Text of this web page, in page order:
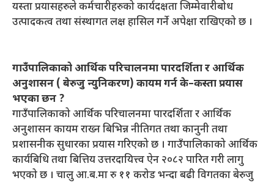
यस्ता प्रयासहरुले कर्मचारीहरुको कार्यदक्षता जिम्मेवारीबोध
उत्पादकत्व तथा संस्थागत लक्ष हासिल गर्ने अपेक्षा राखिएको छ ।
गाउँपालिकाको आर्थिक परिचालनमा पारदर्शिता र आर्थिक
अनुशासन ( बेरुजु न्युनिकरण) कायम गर्न के–कस्ता प्रयास
भएका छन ?
गाउँपालिकाको आर्थिक परिचालनमा पारदर्शिता र आर्थिक
अनुशासन कायम राख्न बिभिन्न नीतिगत तथा कानुनी तथा
प्रशासनीक सुधारका प्रयास गरिएको छ । गाउँपालिकाको आर्थिक
कार्यबिधि तथा बित्तिय उत्तरदायित्त्व ऐन २०८२ पारित गरी लागु
भएको छ । चालु आ.ब.मा रु ११ करोड भन्दा बढी विगतका बेरुजु